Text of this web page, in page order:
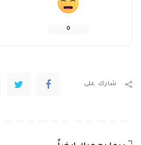
0
شارك على